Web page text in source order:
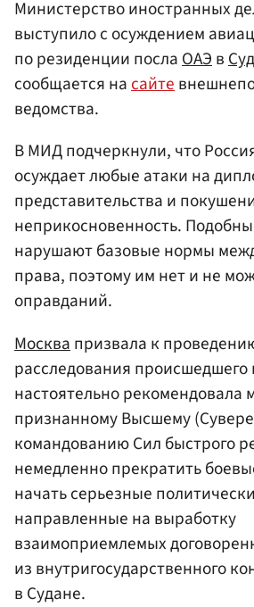
Министерство иностранных
выступило с осуждением
по резиденции послаОАЭв
сообщается насайте
ведомства.
В МИД подчеркнули, что
осуждает любые атаки на
представительства и
неприкосновенность.
нарушают базовые нормы
права, поэтому им нет и не
оправданий.
Москва призвала к
расследования происшедшего
настоятельно рекомендовала
признанному Высшему
командованию Сил быстрого
немедленно прекратить
начать серьезные
направленные на выработку
взаимоприемлемых
из внутригосударственного
в Судане.